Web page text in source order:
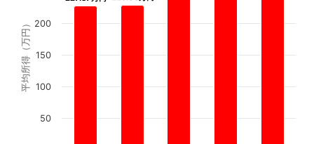
平均所得（万円）
50
100
150
200